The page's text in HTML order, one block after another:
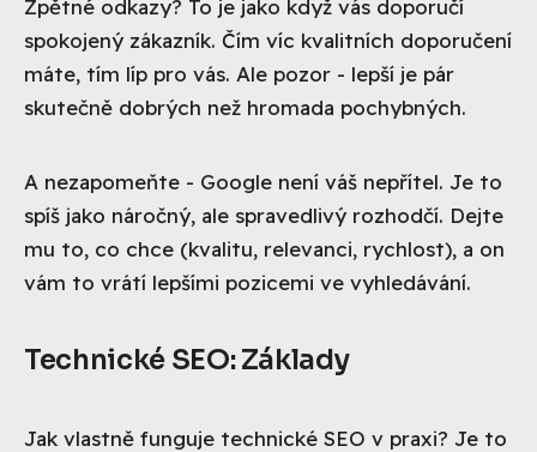
Zpětné odkazy? To je jako když vás doporučí
spokojený zákazník. Čím víc kvalitních doporučení
máte, tím líp pro vás. Ale pozor - lepší je pár
skutečně dobrých než hromada pochybných.
A nezapomeňte - Google není váš nepřítel. Je to
spíš jako náročný, ale spravedlivý rozhodčí. Dejte
mu to, co chce (kvalitu, relevanci, rychlost), a on
vám to vrátí lepšími pozicemi ve vyhledávání.
Technické SEO: Základy
Jak vlastně funguje technické SEO v praxi? Je to